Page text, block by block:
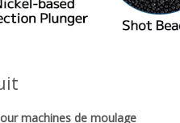
machines de moulage